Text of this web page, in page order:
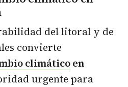
del litoral y de
convierte
climáticoen
urgente para